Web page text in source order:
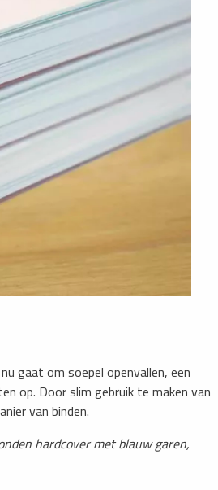
gaat om soepel openvallen, een
op. Door slim gebruik te maken van
van binden.
hardcover met blauw garen,